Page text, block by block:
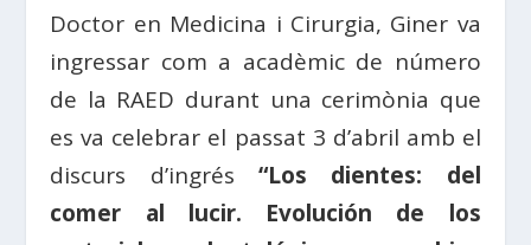
Doctor en Medicina i Cirurgia, Giner va
ingressar com a acadèmic de número
de la RAED durant una cerimònia que
es va celebrar el passat 3 d’abril amb el
discurs d’ingrés “Los dientes: del
comer al lucir. Evolución de los